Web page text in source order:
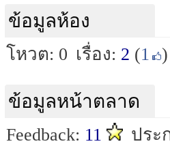
ข้อมูลห้อง
โหวต: 0 เรื่อง: 2 (1 )
ข้อมูลหน้าตลาด
Feedback: 11 ประ